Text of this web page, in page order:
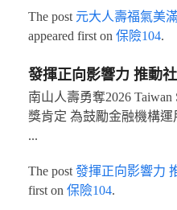
The post 元大人壽福氣美
appeared first on 保險104.
發揮正向影響力 推動
南山人壽勇奪2026
獎肯定 為鼓勵金融機構
...
The post 發揮正向影響力
first on 保險104.